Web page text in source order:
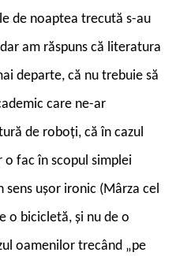
de noaptea trecută s-au
am răspuns că literatura
departe, că nu trebuie să
care ne-ar
de roboți, că în cazul
o fac în scopul simplei
sens ușor ironic (Mârza cel
o bicicletă, și nu de o
oamenilor trecând „pe